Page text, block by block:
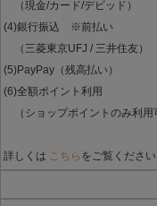
（現金/カード/デビッド）
(4)銀行振込 ※前払い
（三菱東京UFJ / 三井住友）
(5)PayPay（残高払い）
(6)全額ポイント利用
（ショップポイントのみ利用
詳しくは こちら をご覧ください